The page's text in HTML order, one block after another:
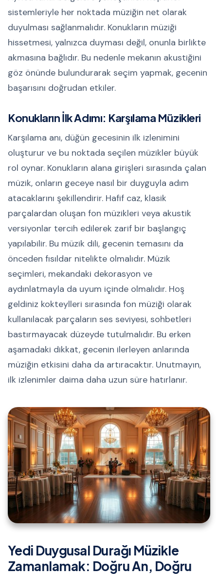
sistemleriyle her noktada müziğin net olarak
duyulması sağlanmalıdır. Konukların müziği
hissetmesi, yalnızca duyması değil, onunla birlikte
akmasına bağlıdır. Bu nedenle mekanın akustiğini
göz önünde bulundurarak seçim yapmak, gecenin
başarısını doğrudan etkiler.
Konukların İlk Adımı: Karşılama Müzikleri
Karşılama anı, düğün gecesinin ilk izlenimini
oluşturur ve bu noktada seçilen müzikler büyük
rol oynar. Konukların alana girişleri sırasında çalan
müzik, onların geceye nasıl bir duyguyla adım
atacaklarını şekillendirir. Hafif caz, klasik
parçalardan oluşan fon müzikleri veya akustik
versiyonlar tercih edilerek zarif bir başlangıç
yapılabilir. Bu müzik dili, gecenin temasını da
önceden fısıldar nitelikte olmalıdır. Müzik
seçimleri, mekandaki dekorasyon ve
aydınlatmayla da uyum içinde olmalıdır. Hoş
geldiniz kokteylleri sırasında fon müziği olarak
kullanılacak parçaların ses seviyesi, sohbetleri
bastırmayacak düzeyde tutulmalıdır. Bu erken
aşamadaki dikkat, gecenin ilerleyen anlarında
müziğin etkisini daha da artıracaktır. Unutmayın,
ilk izlenimler daima daha uzun süre hatırlanır.
Yedi Duygusal Durağı Müzikle
Zamanlamak: Doğru An, Doğru